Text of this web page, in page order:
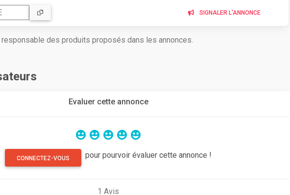
SIGNALER L'ANNONCE
des produits proposés dans les annonces.
Evaluer cette annonce
CONNECTEZ-VOUS pour pourvoir évaluer cette annonce !
1 Avis